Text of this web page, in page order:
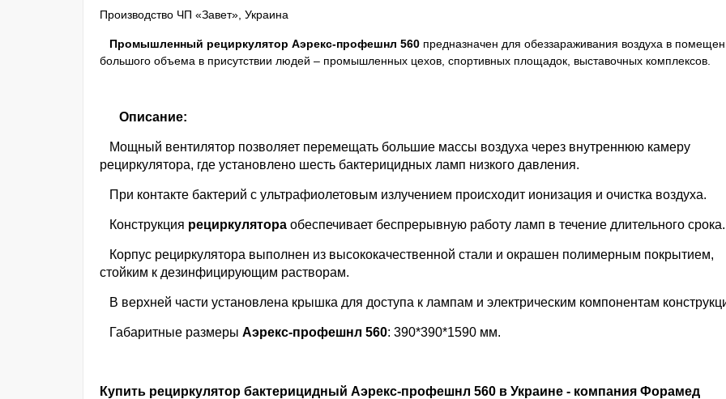
Производство ЧП «Завет», Украина
Промышленный рециркулятор Аэрекс-профешнл 560 предназначен для обеззараживания воздуха в
большого объема в присутствии людей – промышленных цехов, спортивных площадок, выставочных комплексов.
Описание:
Мощный вентилятор позволяет перемещать большие массы воздуха через внутреннюю камеру
рециркулятора, где установлено шесть бактерицидных ламп низкого давления.
При контакте бактерий с ультрафиолетовым излучением происходит ионизация и очистка воздуха.
Конструкция рециркулятора обеспечивает беспрерывную работу ламп в течение длительного срока.
Корпус рециркулятора выполнен из высококачественной стали и окрашен полимерным покрытием,
стойким к дезинфицирующим растворам.
В верхней части установлена крышка для доступа к лампам и электрическим компонентам
Габаритные размеры Аэрекс-профешнл 560: 390*390*1590 мм.
Купить рециркулятор бактерицидный Аэрекс-профешнл 560 в Украине - компания Форамед